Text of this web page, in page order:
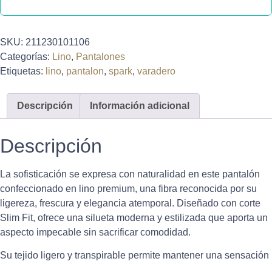
SKU: 211230101106
Categorías: Lino, Pantalones
Etiquetas: lino, pantalon, spark, varadero
Descripción Información adicional
Descripción
La sofisticación se expresa con naturalidad en este pantalón
confeccionado en lino premium, una fibra reconocida por su
ligereza, frescura y elegancia atemporal. Diseñado con corte
Slim Fit, ofrece una silueta moderna y estilizada que aporta un
aspecto impecable sin sacrificar comodidad.
Su tejido ligero y transpirable permite mantener una sensación